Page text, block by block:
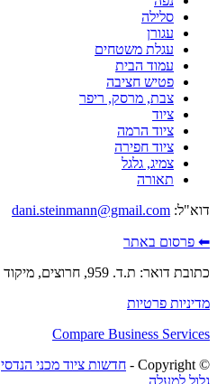
סלילה
עגורן
עגלת משטחים
עמוד הבית
פטיש חציבה
צבת, מרסק, ריפר
ציוד
ציוד הרמה
ציוד חפירה
צמיג, גלגל
תאורה
דוא"ל: dani.steinmann@gmail.com
⬅ פרסום באתר
כתובת דואר: ת.ד. 959, חרוצים, מיקוד 60917
מדיניות פרטיות
Compare Business Services
© ‫Copyright -
חדשות ציוד מכני הנדסי
גלול למעלה